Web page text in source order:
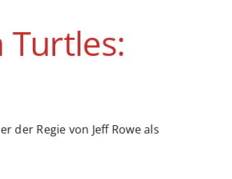
der Regie von Jeff Rowe als